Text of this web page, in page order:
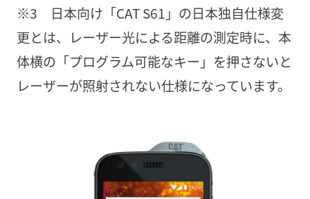
※3 日本向け「CAT S61」の日本独自仕様変
更とは、レーザー光による距離の測定時に、本
体横の「プログラム可能なキー」を押さないと
レーザーが照射されない仕様になっています。